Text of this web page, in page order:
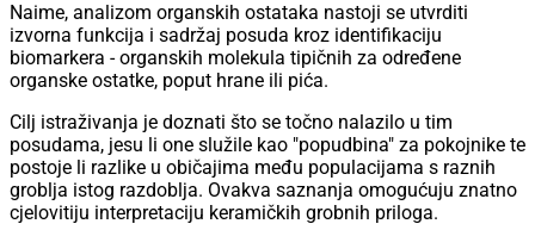
Naime, analizom organskih ostataka nastoji se utvrditi
izvorna funkcija i sadržaj posuda kroz identifikaciju
biomarkera - organskih molekula tipičnih za određene
organske ostatke, poput hrane ili pića.
Cilj istraživanja je doznati što se točno nalazilo u tim
posudama, jesu li one služile kao "popudbina" za pokojnike te
postoje li razlike u običajima među populacijama s raznih
groblja istog razdoblja. Ovakva saznanja omogućuju znatno
cjelovitiju interpretaciju keramičkih grobnih priloga.